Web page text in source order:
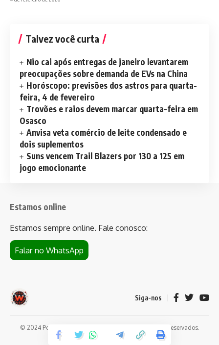
Talvez você curta
Nio cai após entregas de janeiro levantarem
preocupações sobre demanda de EVs na China
Horóscopo: previsões dos astros para quarta-
feira, 4 de fevereiro
Trovões e raios devem marcar quarta-feira em
Osasco
Anvisa veta comércio de leite condensado e
dois suplementos
Suns vencem Trail Blazers por 130 a 125 em
jogo emocionante
Estamos online
Estamos sempre online. Fale conosco:
Falar no WhatsApp
Siga-nos
© 2024 Portal de notícias Web Flush. Todos os direitos reservados.
Conheça
Bet da Sorte.